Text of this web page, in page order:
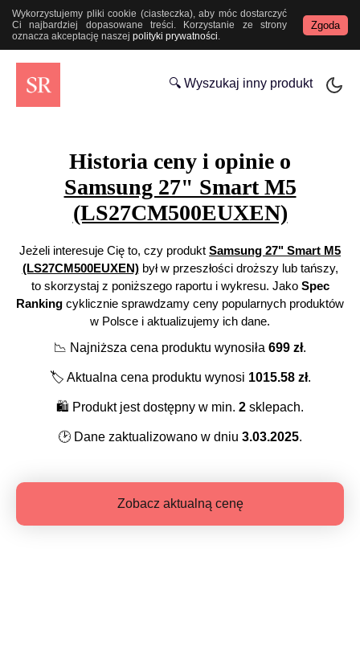
Wykorzystujemy pliki cookie (ciasteczka), aby móc dostarczyć
Ci najbardziej dopasowane treści. Korzystanie ze strony
oznacza akceptację naszej polityki prywatności.
Zgoda
🔍 Wyszukaj inny produkt
Historia ceny i opinie o
Samsung 27" Smart M5
(LS27CM500EUXEN)
Jeżeli interesuje Cię to, czy produkt Samsung 27" Smart M5
(LS27CM500EUXEN)był w przeszłości droższy lub tańszy,
to skorzystaj z poniższego raportu i wykresu. Jako Spec
Ranking cyklicznie sprawdzamy ceny popularnych produktów
w Polsce i aktualizujemy ich dane.
📉 Najniższa cena produktu wynosiła 699 zł.
🏷️ Aktualna cena produktu wynosi 1015.58zł.
🛍️ Produkt jest dostępny w min. 2 sklepach.
🕑 Dane zaktualizowano w dniu 3.03.2025.
Zobacz aktualną cenę